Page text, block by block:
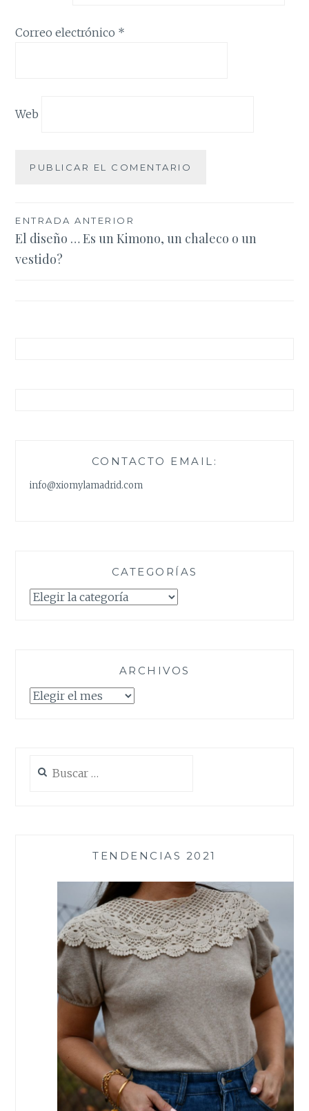
Correo electrónico *
Web
Navegación
de
ENTRADA ANTERIOR
El diseño … Es un Kimono, un chaleco o un
vestido?
CONTACTO EMAIL:
info@xiomylamadrid.com
CATEGORÍAS
Categorías
ARCHIVOS
Archivos
TENDENCIAS 2021